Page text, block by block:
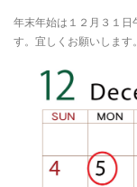
年末年始は１２月３１日
す。宜しくお願いします。